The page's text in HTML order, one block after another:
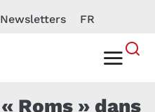
Newsletters FR
Roms » dans